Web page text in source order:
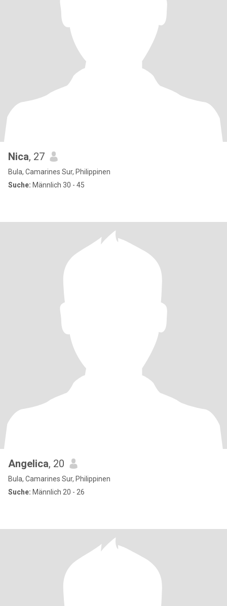
Nica, 27
Bula, Camarines Sur, Philippinen
Suche: Männlich 30 - 45
Angelica, 20
Bula, Camarines Sur, Philippinen
Suche: Männlich 20 - 26